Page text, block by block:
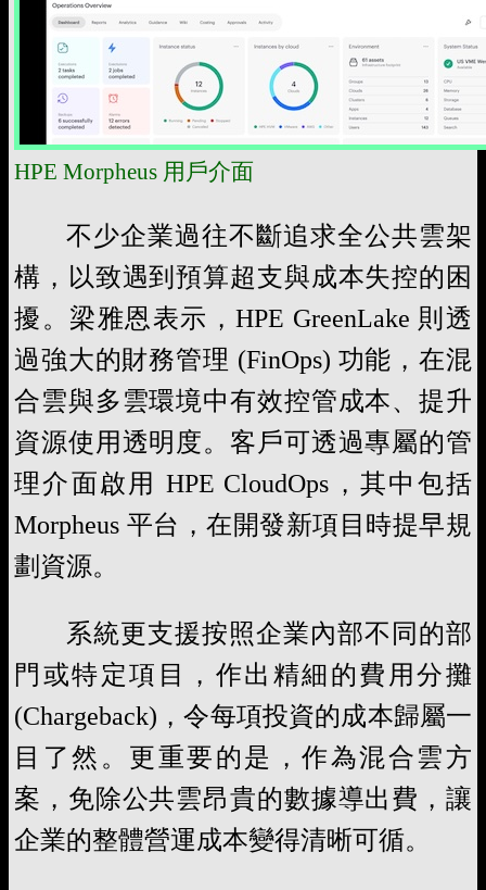
HPE Morpheus 用戶介面
不少企業過往不斷追求全公共雲架
構，以致遇到預算超⽀與成本失控的困
擾。梁雅恩表示，HPE GreenLake 則透
過強大的財務管理 (FinOps) 功能，在混
合雲與多雲環境中有效控管成本、提升
資源使用透明度。客戶可透過專屬的管
理介面啟用 HPE CloudOps，其中包括
Morpheus 平台，在開發新項目時提早規
劃資源。
系統更支援按照企業內部不同的部
門或特定項目，作出精細的費用分攤
(Chargeback)，令每項投資的成本歸屬一
目了然。更重要的是，作為混合雲方
案，免除公共雲昂貴的數據導出費，讓
企業的整體營運成本變得清晰可循。